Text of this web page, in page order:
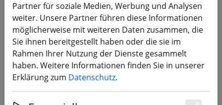
TBS Tango 2 Neck Strap Mount
Partner für soziale Medien, Werbung und Analysen
weiter. Unsere Partner führen diese Informationen
möglicherweise mit weiteren Daten zusammen, die
Sie ihnen bereitgestellt haben oder die sie im
Rahmen Ihrer Nutzung der Dienste gesammelt
haben. Weitere Informationen finden Sie in unserer
Erklärung zum Datenschutz.